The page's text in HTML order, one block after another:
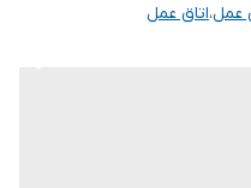
عمل،اتاق عمل